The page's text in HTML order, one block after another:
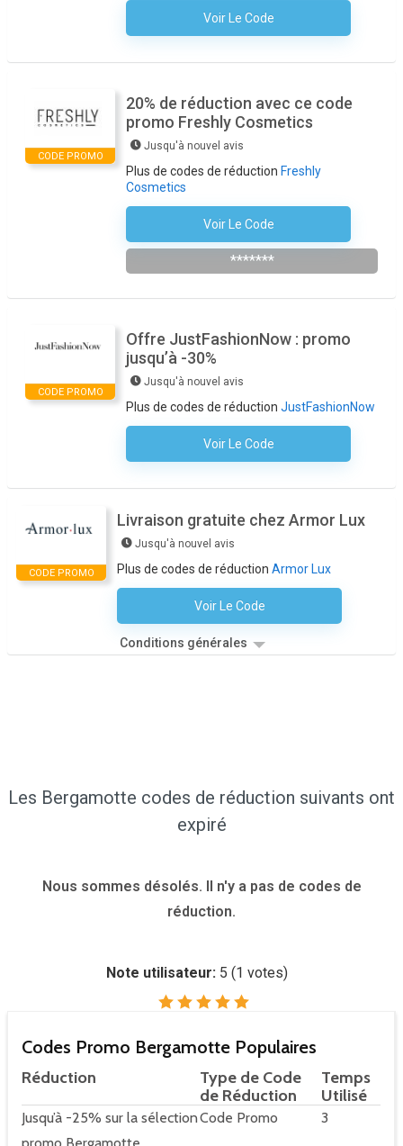
Voir Le Code
Aucun Code N'est Nécessaire
CODE PROMO
20% de réduction avec ce code
promo Freshly Cosmetics
Jusqu'à nouvel avis
Plus de codes de réduction Freshly
Cosmetics
Voir Le Code
*******
CODE PROMO
Offre JustFashionNow : promo
jusqu’à -30%
Jusqu'à nouvel avis
Plus de codes de réduction JustFashionNow
Voir Le Code
Aucun Code N'est Nécessaire
CODE PROMO
Livraison gratuite chez Armor Lux
Jusqu'à nouvel avis
Plus de codes de réduction Armor Lux
Voir Le Code
Aucun Code N'est Nécessaire
Conditions générales
Les Bergamotte codes de réduction suivants ont
expiré
Nous sommes désolés. Il n'y a pas de codes de
réduction.
Note utilisateur: 5 (1 votes)
Codes Promo Bergamotte Populaires
Réduction
Type de Code
de Réduction
Temps
Utilisé
Jusqu’à -25% sur la sélectionCode Promo 3